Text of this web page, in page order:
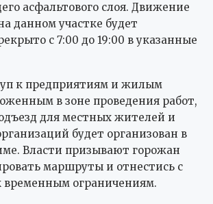
асфальтового слоя. Движение
данном участке будет
с 7:00 до 19:00 в указанные
к предприятиям и жилым
в зоне проведения работ,
для местных жителей и
будет организован в
Власти призывают горожан
маршруты и отнестись с
ограничениям.